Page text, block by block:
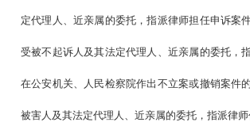
定代理人、近亲属的委托，指派律师担任申诉案
受被不起诉人及其法定代理人、近亲属的委托，
在公安机关、人民检察院作出不立案或撤销案件
被害人及其法定代理人、近亲属的委托，指派律师